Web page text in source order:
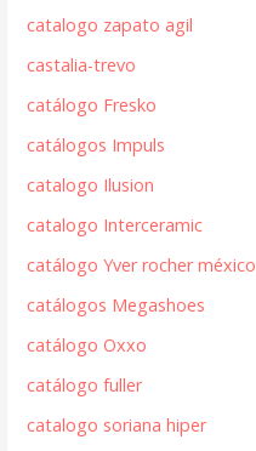
catalogo zapato agil
castalia-trevo
catálogo Fresko
catálogos Impuls
catalogo Ilusion
catalogo Interceramic
catálogo Yver rocher méxico
catálogos Megashoes
catálogo Oxxo
catálogo fuller
catalogo soriana hiper